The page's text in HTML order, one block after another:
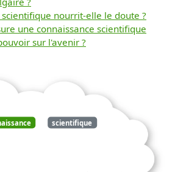
scientifique nourrit-elle le doute ?
une connaissance scientifique
sur l'avenir ?
scientifique